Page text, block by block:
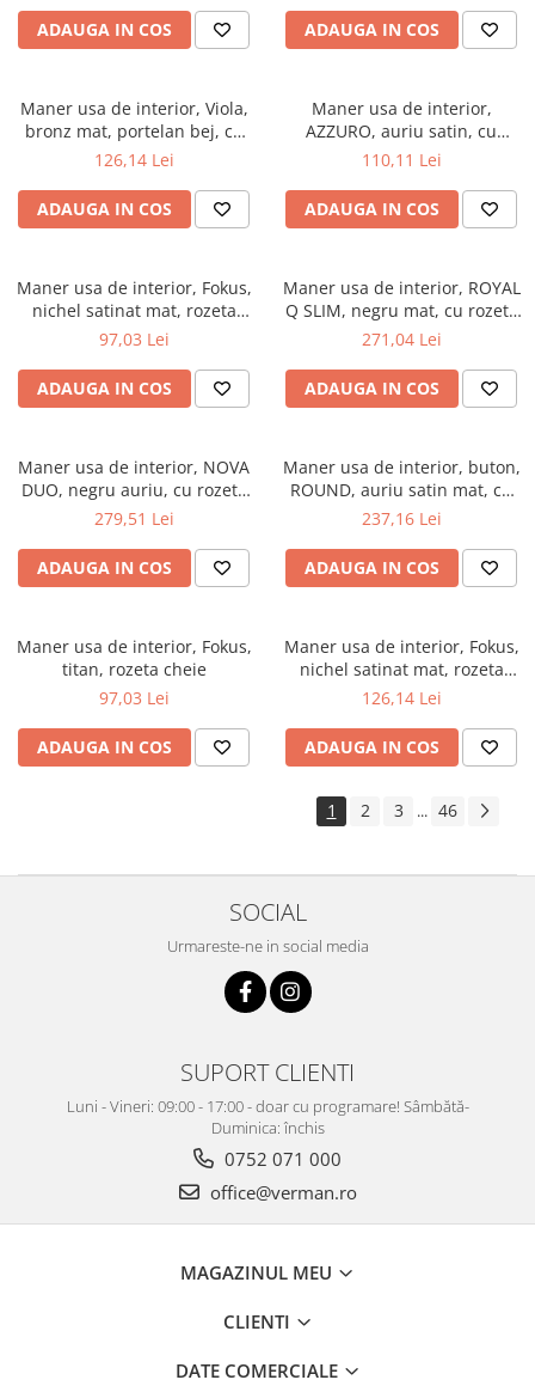
ADAUGA IN COS ADAUGA IN COS
Maner usa de interior, Viola,
bronz mat, portelan bej, cu
rozeta cheie
126,14 Lei
ADAUGA IN COS
Maner usa de interior,
AZZURO, auriu satin, cu
rozeta cheie
110,11 Lei
ADAUGA IN COS
Maner usa de interior, Fokus,
nichel satinat mat, rozeta
cheie
97,03 Lei
ADAUGA IN COS
Maner usa de interior, ROYAL
Q SLIM, negru mat, cu rozeta
cheie
271,04 Lei
ADAUGA IN COS
Maner usa de interior, NOVA
DUO, negru auriu, cu rozeta
cheie
279,51 Lei
ADAUGA IN COS
Maner usa de interior, buton,
ROUND, auriu satin mat, cu
rozeta cheie
237,16 Lei
ADAUGA IN COS
Maner usa de interior, Fokus,
titan, rozeta cheie
97,03 Lei
ADAUGA IN COS
Maner usa de interior, Fokus,
nichel satinat mat, rozeta
buton
126,14 Lei
ADAUGA IN COS
1 2 3 ... 46
SOCIAL
Urmareste-ne in social media
SUPORT CLIENTI
Luni - Vineri: 09:00 - 17:00 - doar cu programare! Sâmbătă-
Duminica: închis
0752 071 000
office@verman.ro
MAGAZINUL MEU
CLIENTI
DATE COMERCIALE